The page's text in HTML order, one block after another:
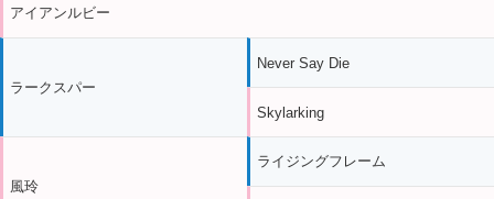
アイアンルビー
ラークスパー
風玲
Never Say Die
Skylarking
ライジングフレーム